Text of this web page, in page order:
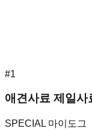
#1
애견사료 제일
SPECIAL 마이도그